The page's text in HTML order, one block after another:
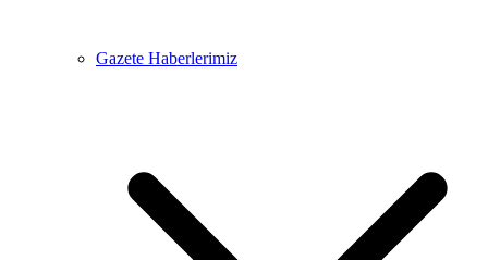
Gazete Haberlerimiz